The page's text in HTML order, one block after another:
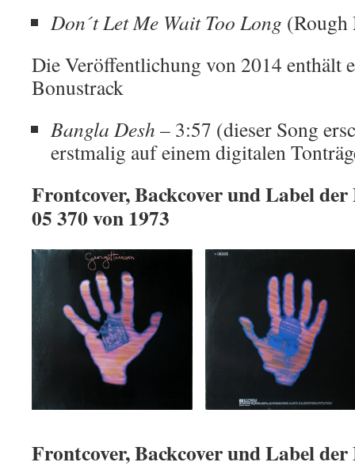
Don´t Let Me Wait Too Long
Die Veröffentlichung von 2014 enthält
Bonustrack
Bangla Desh – 3:57 (dieser Song
erstmalig auf einem digitalen
Frontcover, Backcover und Label
05 370 von 1973
Frontcover, Backcover und Label